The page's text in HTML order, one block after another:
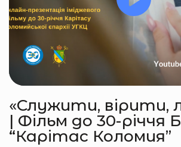
«Служити, вірити,
| Фільм до 30-річчя
“Карітас Коломия”